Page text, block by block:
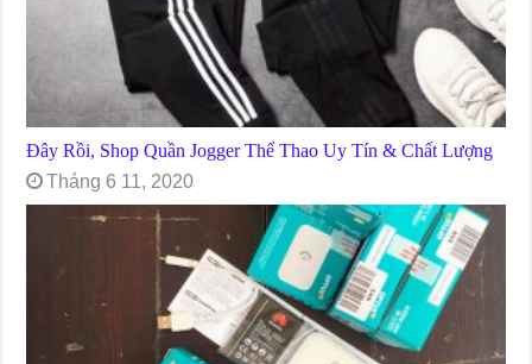
Đây Rồi, Shop Quần Jogger Thể Thao Uy Tín & Chất Lượng
Tháng 6 11, 2020